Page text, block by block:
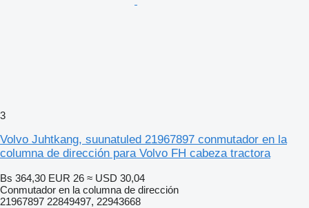
3
Volvo Juhtkang, suunatuled 21967897 conmutador en la
columna de dirección para Volvo FH cabeza tractora
Bs 364,30 EUR 26 ≈ USD 30,04
Conmutador en la columna de dirección
21967897 22849497, 22943668